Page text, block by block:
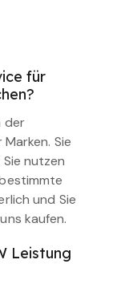
für
der
Sie
nutzen
und Sie
kaufen.
Leistung